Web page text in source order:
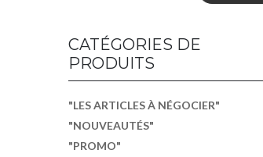
CATÉGORIES DE
PRODUITS
"LES ARTICLES À NÉGOCIER"
"NOUVEAUTÉS"
"PROMO"